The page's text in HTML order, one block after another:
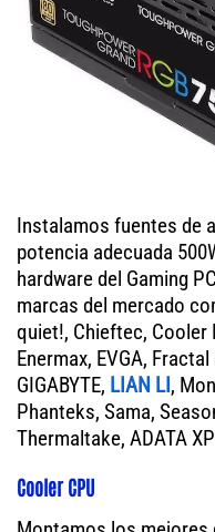
Instalamos fuentes de
potencia adecuada
hardware del Gaming
marcas del mercado
quiet!, Chieftec, Cooler
Enermax, EVGA,
GIGABYTE, LIAN LI,
Phanteks, Sama,
Thermaltake, ADATA
Cooler CPU